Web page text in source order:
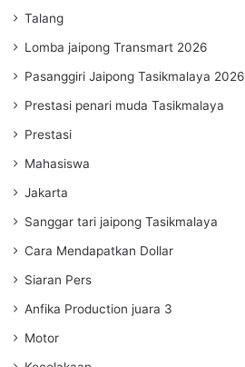
Talang
Lomba jaipong Transmart 2026
Pasanggiri Jaipong Tasikmalaya 2026
Prestasi penari muda Tasikmalaya
Prestasi
Mahasiswa
Jakarta
Sanggar tari jaipong Tasikmalaya
Cara Mendapatkan Dollar
Siaran Pers
Anfika Production juara 3
Motor